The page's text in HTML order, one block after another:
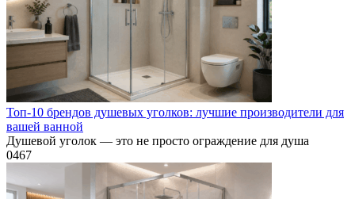
Топ-10 брендов душевых уголков: лучшие производители для
вашей ванной
Душевой уголок — это не просто ограждение для душа
0467